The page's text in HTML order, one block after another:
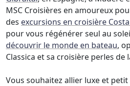
MSC Croisières en amoureux
des excursions en croisière
pour vous régénérer seul au
découvrir le monde en bateau,
Classica et sa croisière perles de
Vous souhaitez allier luxe et